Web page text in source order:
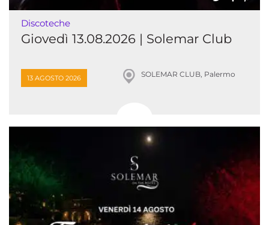
Discoteche
Giovedì 13.08.2026 | Solemar Club
13 AGOSTO 2026 SOLEMAR CLUB, Palermo